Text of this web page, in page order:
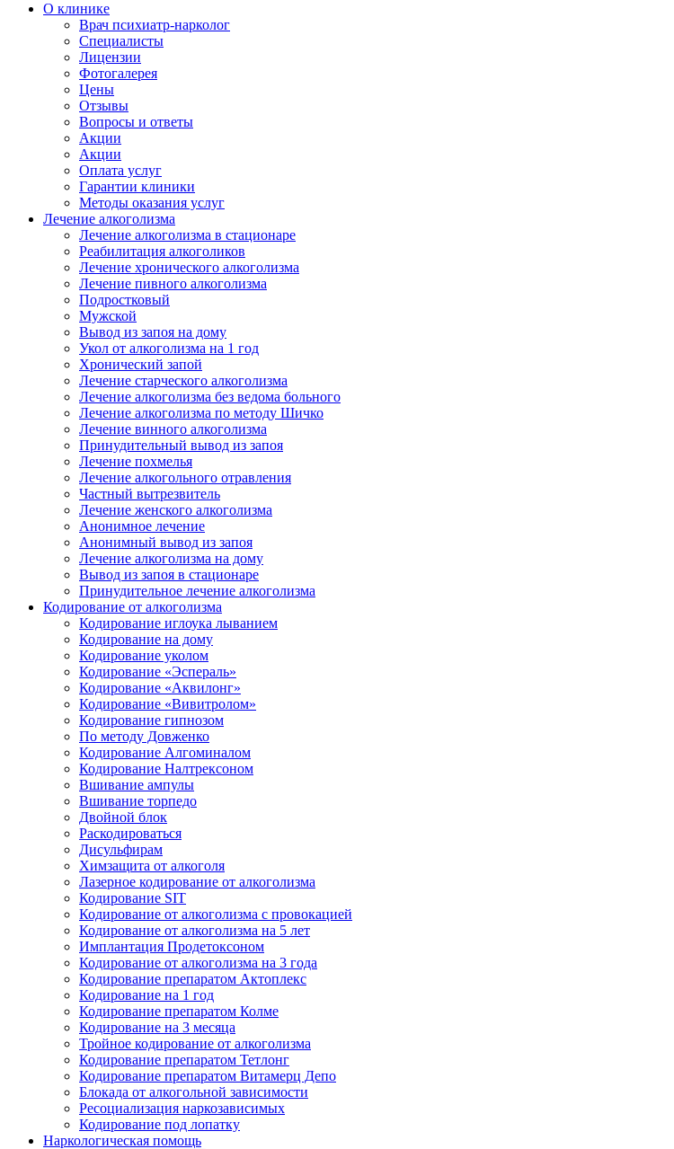
О клинике
Врач психиатр-нарколог
Специалисты
Лицензии
Фотогалерея
Цены
Отзывы
Вопросы и ответы
Акции
Акции
Оплата услуг
Гарантии клиники
Методы оказания услуг
Лечение алкоголизма
Лечение алкоголизма в стационаре
Реабилитация алкоголиков
Лечение хронического алкоголизма
Лечение пивного алкоголизма
Подростковый
Мужской
Вывод из запоя на дому
Укол от алкоголизма на 1 год
Хронический запой
Лечение старческого алкоголизма
Лечение алкоголизма без ведома больного
Лечение алкоголизма по методу Шичко
Лечение винного алкоголизма
Принудительный вывод из запоя
Лечение похмелья
Лечение алкогольного отравления
Частный вытрезвитель
Лечение женского алкоголизма
Анонимное лечение
Анонимный вывод из запоя
Лечение алкоголизма на дому
Вывод из запоя в стационаре
Принудительное лечение алкоголизма
Кодирование от алкоголизма
Кодирование иглоука лыванием
Кодирование на дому
Кодирование уколом
Кодирование «Эспераль»
Кодирование «Аквилонг»
Кодирование «Вивитролом»
Кодирование гипнозом
По методу Довженко
Кодирование Алгоминалом
Кодирование Налтрексоном
Вшивание ампулы
Вшивание торпедо
Двойной блок
Раскодироваться
Дисульфирам
Химзащита от алкоголя
Лазерное кодирование от алкоголизма
Кодирование SIT
Кодирование от алкоголизма с провокацией
Кодирование от алкоголизма на 5 лет
Имплантация Продетоксоном
Кодирование от алкоголизма на 3 года
Кодирование препаратом Актоплекс
Кодирование на 1 год
Кодирование препаратом Колме
Кодирование на 3 месяца
Тройное кодирование от алкоголизма
Кодирование препаратом Тетлонг
Кодирование препаратом Витамерц Депо
Блокада от алкогольной зависимости
Ресоциализация наркозависимых
Кодирование под лопатку
Наркологическая помощь